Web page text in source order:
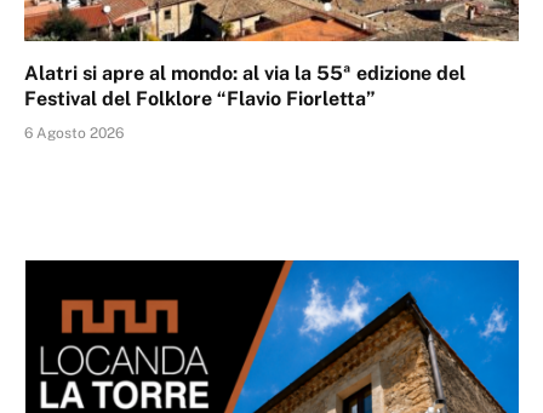
Alatri si apre al mondo: al via la 55ª edizione del
Festival del Folklore “Flavio Fiorletta”
6 Agosto 2026